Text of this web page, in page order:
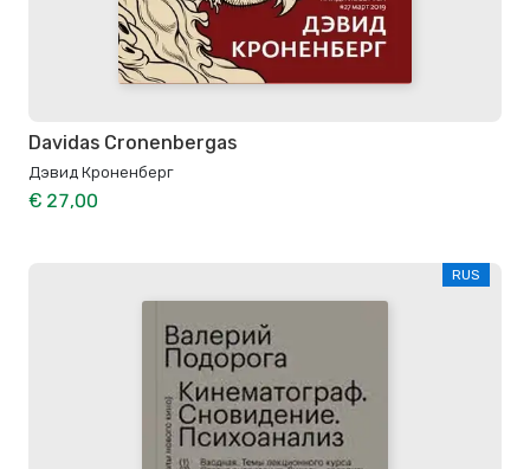
Davidas Cronenbergas
Дэвид Кроненберг
€ 27,00
RUS